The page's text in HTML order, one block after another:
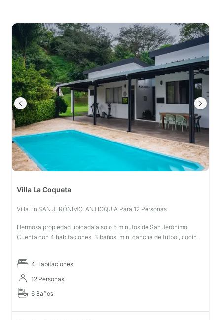
Villa La Coqueta
Villa En SAN JERÓNIMO, ANTIOQUIA Para 12 Personas
Hermosa propiedad ubicada a solo 5 minutos de San Jerónimo.
Cuenta con 4 habitaciones, 3 baños, mini cancha de futbol, cocina
4 Habitaciones
12 Personas
6 Baños